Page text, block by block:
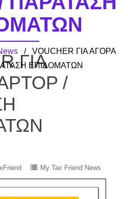
/ VOUCHER ΓΙΑ ΑΓΟΡΑ
ΕΠΙΔΟΜΑΤΩΝ
ΓΙΑ
/
My Tax Friend News